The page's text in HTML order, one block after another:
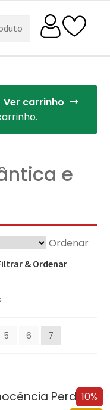
Ver carrinho
e
Ordenar
& Ordenar
5 6 7
10%
Perdida